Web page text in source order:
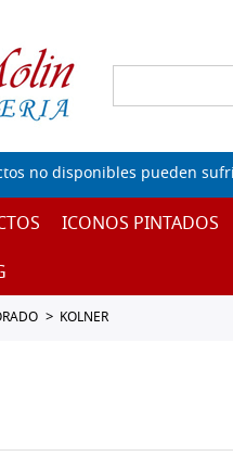
no disponibles pueden
ICONOS PINTADOS
KOLNER